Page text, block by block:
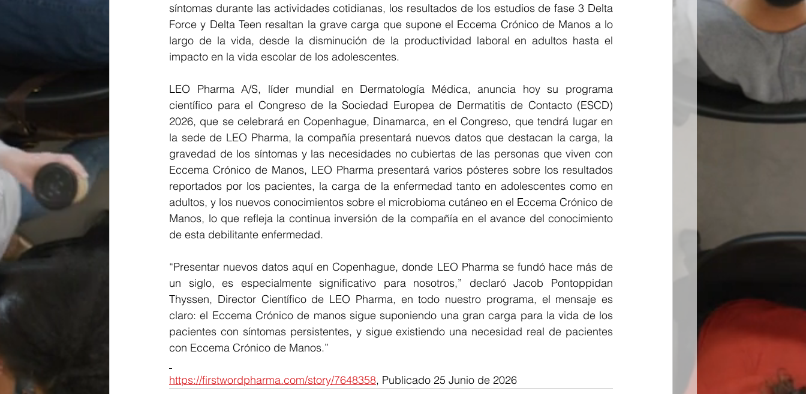
síntomas durante las actividades cotidianas, los resultados de los estudios de fase 3 Delta
Force y Delta Teen resaltan la grave carga que supone el Eccema Crónico de Manos a lo
largo de la vida, desde la disminución de la productividad laboral en adultos hasta el
impacto en la vida escolar de los adolescentes.
LEO Pharma A/S, líder mundial en Dermatología Médica, anuncia hoy su programa
científico para el Congreso de la Sociedad Europea de Dermatitis de Contacto (ESCD)
2026, que se celebrará en Copenhague, Dinamarca, en el Congreso, que tendrá lugar en
la sede de LEO Pharma, la compañía presentará nuevos datos que destacan la carga, la
gravedad de los síntomas y las necesidades no cubiertas de las personas que viven con
Eccema Crónico de Manos, LEO Pharma presentará varios pósteres sobre los resultados
reportados por los pacientes, la carga de la enfermedad tanto en adolescentes como en
adultos, y los nuevos conocimientos sobre el microbioma cutáneo en el Eccema Crónico de
Manos, lo que refleja la continua inversión de la compañía en el avance del conocimiento
de esta debilitante enfermedad.
“Presentar nuevos datos aquí en Copenhague, donde LEO Pharma se fundó hace más de
un siglo, es especialmente significativo para nosotros,” declaró Jacob Pontoppidan
Thyssen, Director Científico de LEO Pharma, en todo nuestro programa, el mensaje es
claro: el Eccema Crónico de manos sigue suponiendo una gran carga para la vida de los
pacientes con síntomas persistentes, y sigue existiendo una necesidad real de pacientes
con Eccema Crónico de Manos.”
https://firstwordpharma.com/story/7648358, Publicado 25 Junio de 2026